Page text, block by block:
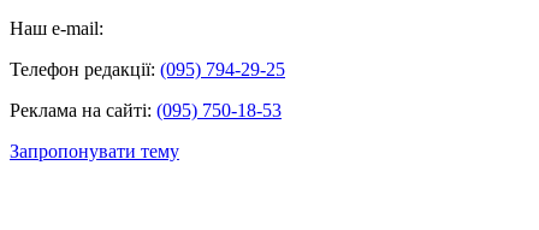
Наш e-mail:
Телефон редакції: (095) 794-29-25
Реклама на сайті: (095) 750-18-53
Запропонувати тему